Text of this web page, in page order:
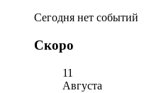
Сегодня нет событий
Скоро
11
Августа